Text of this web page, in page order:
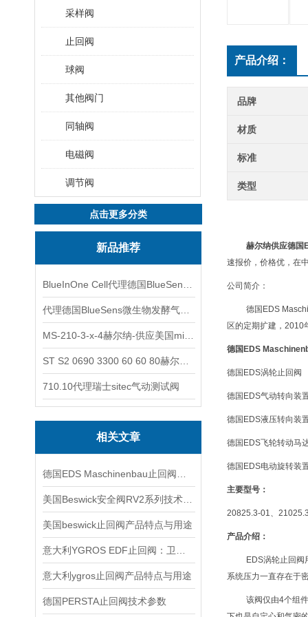
采样阀
止回阀
球阀
其他阀门
同轴阀
电磁阀
调节阀
点击更多分类
新品推荐
710.10代理瑞士sitec气动测试阀
相关文章
美国beswick止回阀产品特点与用途
意大利ygros止回阀产品特点与用途
德国PERSTA止回阀技术参数
产品介绍：
品牌
材质
标准
类型
赫尔纳供应德国
速报价，价格优，在
公司简介：
德国EDS
区的定期扩建，2010
德国EDS
德国EDS涡轮止回阀
德国EDS气动转向装
德国EDS液压转向装
德国EDS飞轮转动马
德国EDS电动旋转装
主要型号：
20825.3-01、
产品介绍：
EDS涡轮止回
系统压力一直存在于
该阀仅由4个组